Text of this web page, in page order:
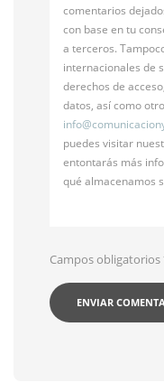
comentarios
con base en tu
a terceros.
internacionales de
derechos de
datos, así como
info@
puedes visitar
entontarás más
qué almacenamos
Campos obligatorios